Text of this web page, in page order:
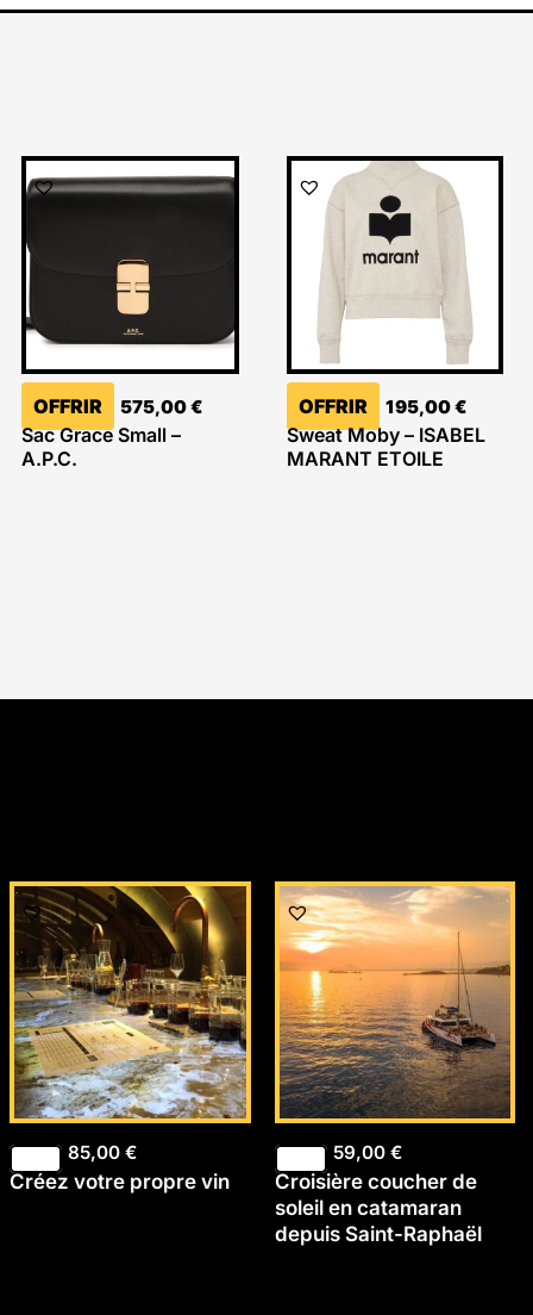
OFFRIR 575,00€
Sac Grace Small –
A.P.C.
OFFRIR 195,00€
Sweat Moby – ISABEL
MARANT ETOILE
85,00€
Créez votre propre vin
59,00 €
Croisière coucher de
soleil en catamaran
depuis Saint-Raphaël